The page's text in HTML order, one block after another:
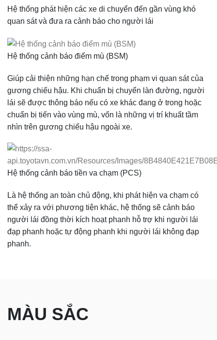
Hệ thống phát hiện các xe di chuyển đến gần vùng khó
quan sát và đưa ra cảnh báo cho người lái
Hệ thống cảnh báo điểm mù (BSM)
Giúp cải thiện những hạn chế trong phạm vi quan sát của
gương chiếu hậu. Khi chuẩn bị chuyển làn đường, người
lái sẽ được thông báo nếu có xe khác đang ở trong hoặc
chuẩn bị tiến vào vùng mù, vốn là những vị trí khuất tầm
nhìn trên gương chiếu hậu ngoài xe.
Hệ thống cảnh báo tiền va chạm (PCS)
Là hệ thống an toàn chủ động, khi phát hiện va chạm có
thể xảy ra với phương tiện khác, hệ thống sẽ cảnh báo
người lái đồng thời kích hoạt phanh hỗ trợ khi người lái
đạp phanh hoặc tự động phanh khi người lái không đạp
phanh.
MÀU SẮC